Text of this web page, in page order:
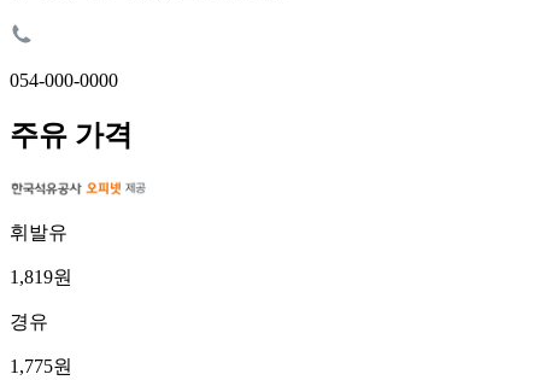
054-000-0000
주유 가격
휘발유
1,819원
경유
1,775원